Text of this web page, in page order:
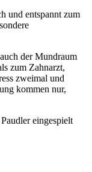
und entspannt zum
der Mundraum
zum Zahnarzt,
zweimal und
kommen nur,
eingespielt